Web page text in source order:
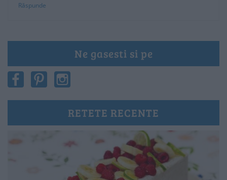
Răspunde
Ne gasesti si pe
RETETE RECENTE